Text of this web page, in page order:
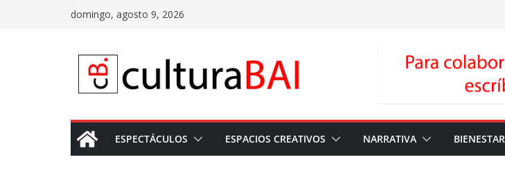
domingo, agosto 9, 2026
ESPECTÁCULOS ESPACIOS CREATIVOS NARRATIVA BIENESTAR